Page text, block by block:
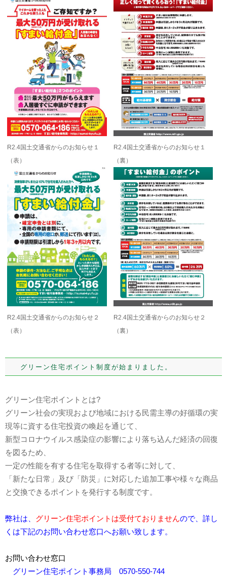
R2.4国土交通省からのお知らせ１
（表）
R2.4国土交通省からのお知らせ１
（裏）
R2.4国土交通省からのお知らせ２
（表）
R2.4国土交通省からのお知らせ２
（裏）
グリーン住宅ポイント制度が始まりました。
グリーン住宅ポイントとは?
グリーン社会の実現および地域における民需主導の好循環の実
現等に資する住宅投資の喚起を通じて、
新型コロナウイルス感染症の影響により落ち込んだ経済の回復
を図るため、
一定の性能を有する住宅を取得する者等に対して、
「新たな日常」及び「防災」に対応した追加工事や様々な商品
と交換できるポイントを発行する制度です。
弊社は、 グリーン住宅ポイントは受付ておりませんので、詳し
くは下記のお問い合わせ窓口へお願い致します。
お問い合わせ窓口
グリーン住宅ポイント事務局 0570-550-744